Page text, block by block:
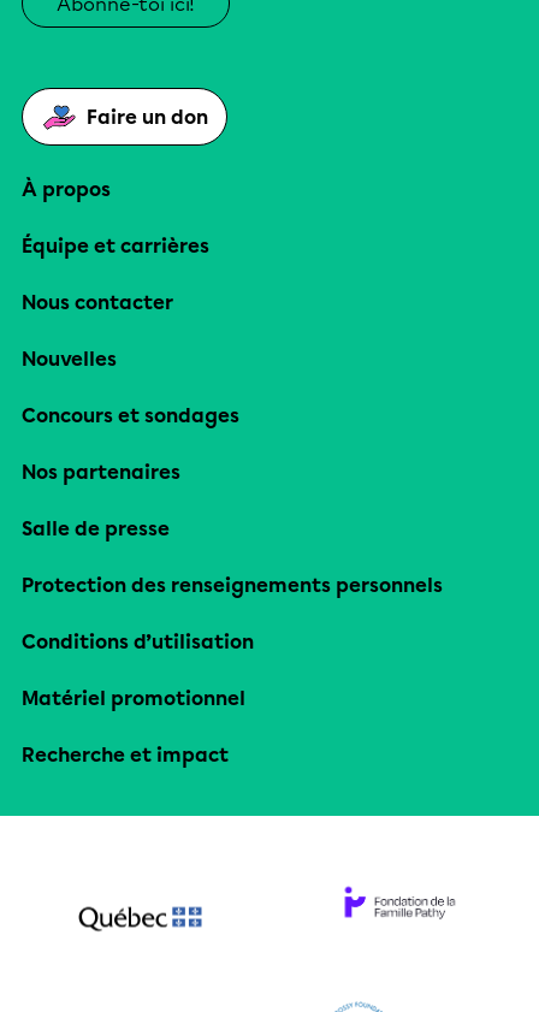
Faire un don
À propos
Équipe et carrières
Nous contacter
Nouvelles
Concours et sondages
Nos partenaires
Salle de presse
Protection des renseignements personnels
Conditions d’utilisation
Matériel promotionnel
Recherche et impact